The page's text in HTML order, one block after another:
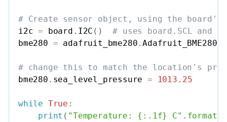
# Create sensor object, using the
i2c = board . I2C ( )
# uses board.SCL and
bme280 = adafruit_bme280.
# change this to match the location's
bme280 . sea_level_pressure = 1013.25
while True :
print ( "Temperature: {:.1f} C" . format